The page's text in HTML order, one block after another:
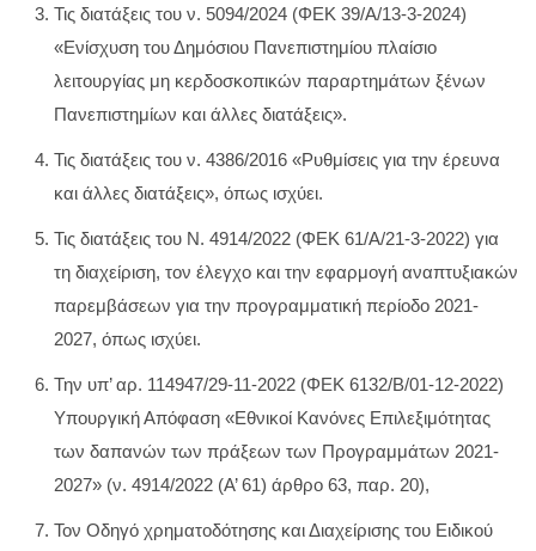
Τις διατάξεις του ν. 5094/2024 (ΦΕΚ 39/Α/13-3-2024)
«Ενίσχυση του Δημόσιου Πανεπιστημίου πλαίσιο
λειτουργίας μη κερδοσκοπικών παραρτημάτων ξένων
Πανεπιστημίων και άλλες διατάξεις».
Τις διατάξεις του ν. 4386/2016 «Ρυθμίσεις για την έρευνα
και άλλες διατάξεις», όπως ισχύει.
Τις διατάξεις του Ν. 4914/2022 (ΦΕΚ 61/Α/21-3-2022) για
τη διαχείριση, τον έλεγχο και την εφαρμογή αναπτυξιακών
παρεμβάσεων για την προγραμματική περίοδο 2021-
2027, όπως ισχύει.
Την υπ’ αρ. 114947/29-11-2022 (ΦΕΚ 6132/Β/01-12-2022)
Υπουργική Απόφαση «Εθνικοί Κανόνες Επιλεξιμότητας
των δαπανών των πράξεων των Προγραμμάτων 2021-
2027» (ν. 4914/2022 (Α’ 61) άρθρο 63, παρ. 20),
Τον Οδηγό χρηματοδότησης και Διαχείρισης του Ειδικού